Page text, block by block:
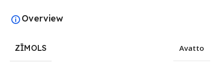
Overview
ZĪMOLS Avatto